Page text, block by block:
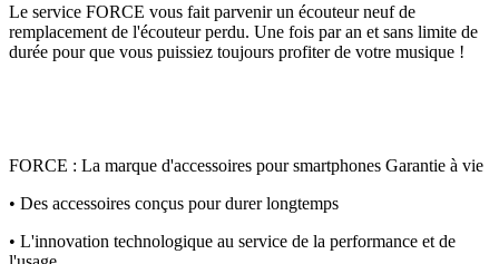
Le service FORCE vous fait parvenir un écouteur neuf de
remplacement de l'écouteur perdu. Une fois par an et sans limite de
durée pour que vous puissiez toujours profiter de votre musique !
FORCE : La marque d'accessoires pour smartphones Garantie à vie
• Des accessoires conçus pour durer longtemps
• L'innovation technologique au service de la performance et de